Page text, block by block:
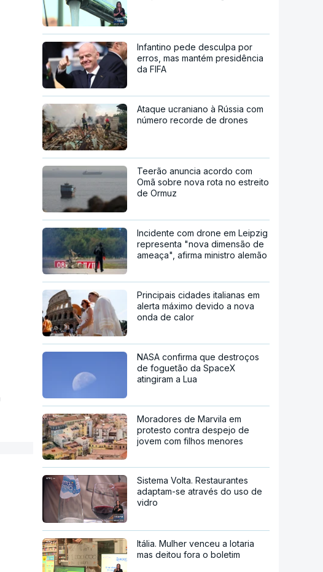
Infantino pede desculpa por
erros, mas mantém presidência
da FIFA
Ataque ucraniano à Rússia com
número recorde de drones
Teerão anuncia acordo com
Omã sobre nova rota no estreito
de Ormuz
Incidente com drone em Leipzig
representa "nova dimensão de
ameaça", afirma ministro alemão
Principais cidades italianas em
alerta máximo devido a nova
onda de calor
NASA confirma que destroços
de foguetão da SpaceX
atingiram a Lua
Moradores de Marvila em
protesto contra despejo de
jovem com filhos menores
Sistema Volta. Restaurantes
adaptam-se através do uso de
vidro
Itália. Mulher venceu a lotaria
mas deitou fora o boletim